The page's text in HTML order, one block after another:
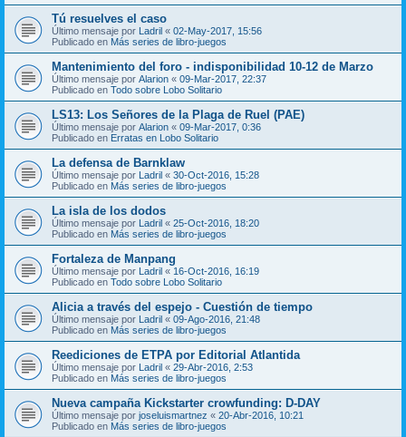
Tú resuelves el caso
Último mensaje por Ladril « 02-May-2017, 15:56
Publicado en Más series de libro-juegos
Mantenimiento del foro - indisponibilidad 10-12 de Marzo
Último mensaje por Alarion « 09-Mar-2017, 22:37
Publicado en Todo sobre Lobo Solitario
LS13: Los Señores de la Plaga de Ruel (PAE)
Último mensaje por Alarion « 09-Mar-2017, 0:36
Publicado en Erratas en Lobo Solitario
La defensa de Barnklaw
Último mensaje por Ladril « 30-Oct-2016, 15:28
Publicado en Más series de libro-juegos
La isla de los dodos
Último mensaje por Ladril « 25-Oct-2016, 18:20
Publicado en Más series de libro-juegos
Fortaleza de Manpang
Último mensaje por Ladril « 16-Oct-2016, 16:19
Publicado en Todo sobre Lobo Solitario
Alicia a través del espejo - Cuestión de tiempo
Último mensaje por Ladril « 09-Ago-2016, 21:48
Publicado en Más series de libro-juegos
Reediciones de ETPA por Editorial Atlantida
Último mensaje por Ladril « 29-Abr-2016, 2:53
Publicado en Más series de libro-juegos
Nueva campaña Kickstarter crowfunding: D-DAY
Último mensaje por joseluismartnez « 20-Abr-2016, 10:21
Publicado en Más series de libro-juegos